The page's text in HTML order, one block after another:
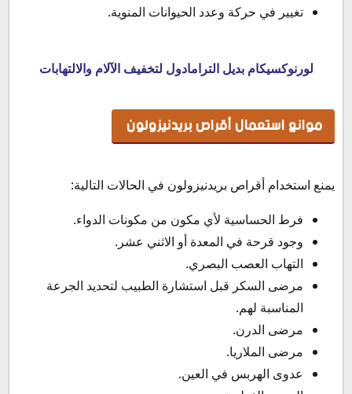
تغيير في حركة وعدد الحيوانات المنوية.
لورنوكسيكام بديل الترامادول لتخفيف الآلام والالتهابات
موانع استعمال أقراص بريدنيزولون
يمنع استخدام أقراص بريدنيزولون في الحالات التالية:
فرط الحساسية لأي مكون من مكونات الدواء.
وجود قرحة في المعدة أو الاثني عشر.
التهاب العصب البصري.
مرضى السكر قبل استشارة الطبيب لتحديد الجرعة
المناسبة لهم.
مرضى الدرن.
مرضى الملاريا.
عدوى الهربس في العين.